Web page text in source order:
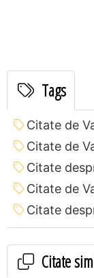
Tags
Citate de
Citate de
Citate
Citate de
Citate
Citate